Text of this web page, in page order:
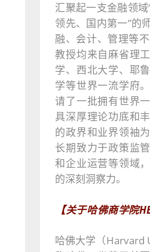
汇聚起一支金融领
领先、国内第一”的
融、会计、管理等
教授均来自麻省理
学、西北大学、耶
学等世界一流学府
请了一批拥有世界
具深厚理论功底和
的政界和业界领袖
长期致力于政策监
和企业运营等领域
的深刻洞察力。
【关于哈佛商学院
哈佛大学（Harvard